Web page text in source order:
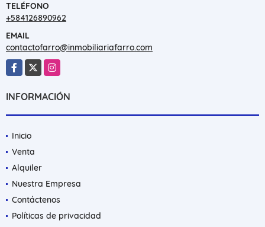
TELÉFONO
+584126890962
EMAIL
contactofarro@inmobiliariafarro.com
Facebook
X Instagram
INFORMACIÓN
Inicio
Venta
Alquiler
Nuestra Empresa
Contáctenos
Políticas de privacidad